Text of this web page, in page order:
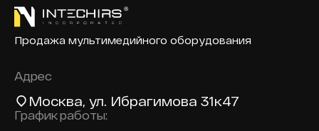
Продажа мультимедийного оборудования
Адрес
Москва, ул. Ибрагимова 31к47
График работы: